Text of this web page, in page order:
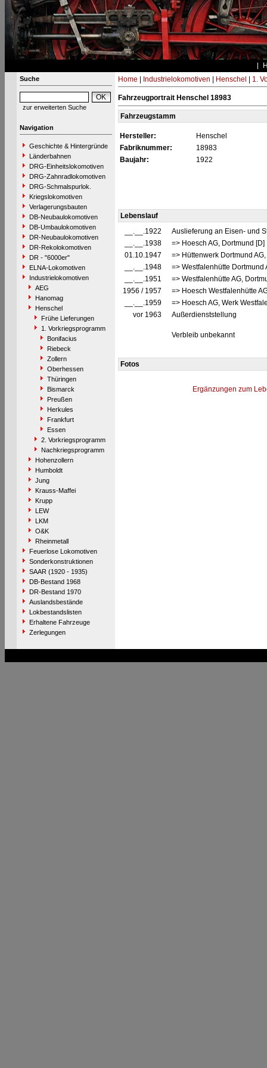
Suche
zur erweiterten Suche
Navigation
Geschichte & Hintergründe
Länderbahnen
DRG-Einheitslokomotiven
DRG-Zahnradlokomotiven
DRG-Schmalspurlok.
Kriegslokomotiven
Verlagerungsbauten
DB-Neubaulokomotiven
DB-Umbaulokomotiven
DR-Neubaulokomotiven
DR-Rekolokomotiven
DR - "6000er"
ELNA-Lokomotiven
Industrielokomotiven
AEG
Hanomag
Henschel
Frühe Lieferungen
1. Vorkriegsprogramm
Bonifacius
Riebeck
Zollern
Oberhessen
Thüringen
Bismarck
Preußen
Herkules
Frankfurt
Essen
2. Vorkriegsprogramm
Nachkriegsprogramm
Hohenzollern
Humboldt
Jung
Krauss-Maffei
Krupp
LEW
LKM
O&K
Rheinmetall
Feuerlose Lokomotiven
Sonderkonstruktionen
SAAR (1920 - 1935)
DB-Bestand 1968
DR-Bestand 1970
Auslandsbestände
Lokbestandslisten
Erhaltene Fahrzeuge
Zerlegungen
Home Industrielokomotiven Henschel 1.
Fahrzeugportrait Henschel 18983
Fahrzeugstamm
Hersteller:
Henschel
Fabriknummer:
18983
Baujahr:
1922
Lebenslauf
__.__.1922
Auslieferung an Eisen- und
__.__.1938
=> Hoesch AG, Dortmund
01.10.1947
=> Hüttenwerk Dortmund
__.__.1948
=> Westfalenhütte
__.__.1951
=> Westfalenhütte AG,
1956 / 1957
=> Hoesch Westfalenhütte
__.__.1959
=> Hoesch AG, Werk
vor 1963
Außerdienststellung
Verbleib unbekannt
Fotos
Ergänzungen zum